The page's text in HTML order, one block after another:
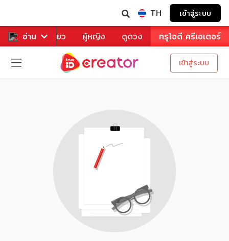
TH เข้าสู่ระบบ
อ่าน
หาร ท่องเที่ยว ผู้หญิง ดูดวง ทรูไอดี ครีเอเตอร์
เข้าสู่ระบบ